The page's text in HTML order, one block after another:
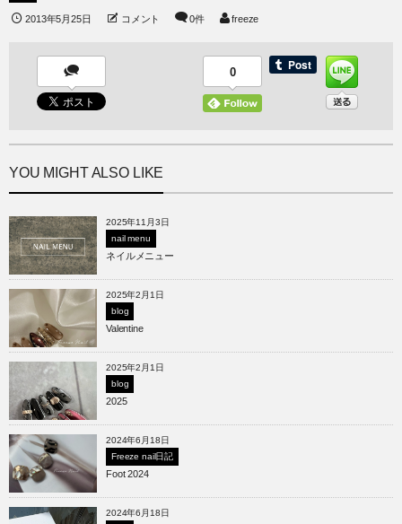
2013年5月25日 コメント 0件 freeze
0
YOU MIGHT ALSO LIKE
2025年11月3日
nail menu
ネイルメニュー
2025年2月1日
blog
Valentine
2025年2月1日
blog
2025
2024年6月18日
Freeze nail日記
Foot 2024
2024年6月18日